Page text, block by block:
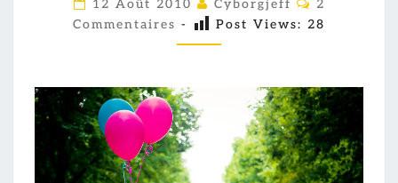
M
I
E
12 Août 2010 Cyborgjeff
M
T
A
I
R
E
S
2
Commentaires - Post Views: 28